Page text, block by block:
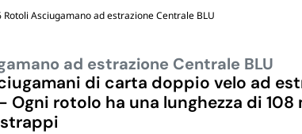
STOVIGLIE
BIODEGRADABILI
Piatti e Bicchieri
Rotoli Asciugamano ad estrazione Centrale BLU
ad estrazione Centrale BLU
di carta doppio velo ad
Ogni rotolo ha una lunghezza di